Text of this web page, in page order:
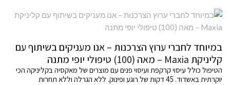
במיוחד לחברי ערוץ הצרכנות – אנו מעניקים בשיתוף עם
קליניקת Maxia – מאה (100) טיפולי יופי מתנה
הטיפול כולל עיסוי קרקפת ועיסוי פנים עם מוצרים של מאקסיה בקליניקה הכי
יוקרתית באשדוד. 45 דקות של רוגע ופינוק. ללא הגרלה וללא תחרות